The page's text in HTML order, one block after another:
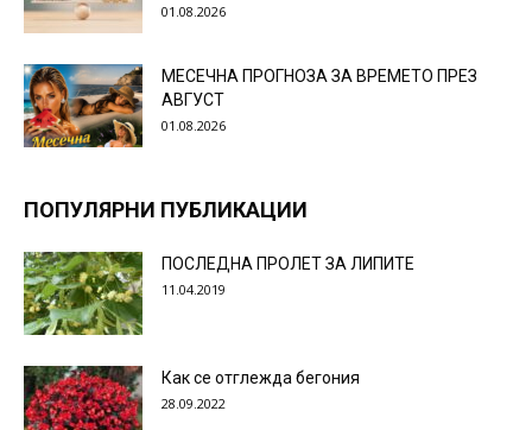
01.08.2026
МЕСЕЧНА ПРОГНОЗА ЗА ВРЕМЕТО ПРЕЗ
АВГУСТ
01.08.2026
ПОПУЛЯРНИ ПУБЛИКАЦИИ
ПОСЛЕДНА ПРОЛЕТ ЗА ЛИПИТЕ
11.04.2019
Как се отглежда бегония
28.09.2022